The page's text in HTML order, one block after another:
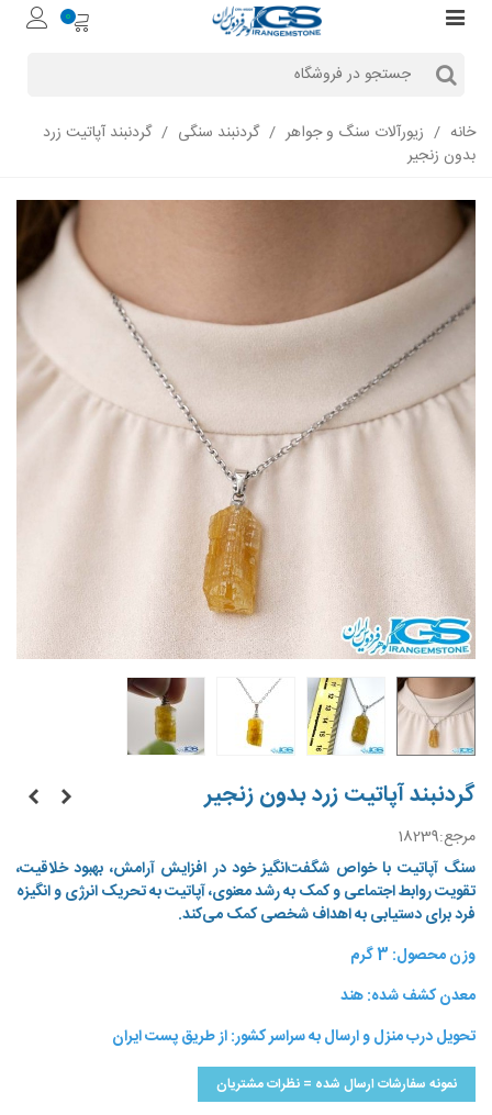
0
خانه / زیورآلات سنگ و جواهر / گردنبند سنگی / گردنبند آپاتیت زرد
بدون زنجیر
گردنبند آپاتیت زرد بدون زنجیر
مرجع:18239
سنگ آپاتیت با خواص شگفت‌انگیز خود در افزایش آرامش، بهبود خلاقیت،
تقویت روابط اجتماعی و کمک به رشد معنوی، آپاتیت به تحریک انرژی و انگیزه
فرد برای دستیابی به اهداف شخصی کمک می‌کند.
وزن محصول: 3 گرم
معدن کشف شده: هند
تحویل درب منزل و ارسال به سراسر کشور: از طریق پست ایران
نمونه سفارشات ارسال شده = نظرات مشتریان